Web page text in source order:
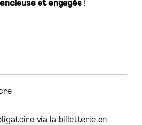
et engagée !
via la billetterie en